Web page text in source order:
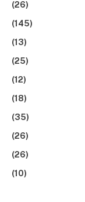
(26)
(145)
(13)
(25)
(12)
(18)
(35)
(26)
(26)
(10)